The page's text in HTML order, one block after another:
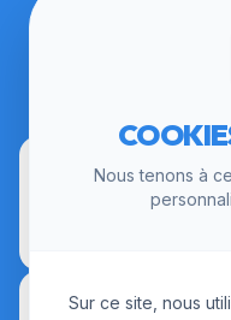
Nous tenons à
Sur ce site, nous